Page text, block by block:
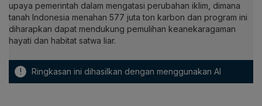
upaya pemerintah dalam mengatasi perubahan iklim, dimana
tanah Indonesia menahan 577 juta ton karbon dan program ini
diharapkan dapat mendukung pemulihan keanekaragaman
hayati dan habitat satwa liar.
! Ringkasan ini dihasilkan dengan menggunakan AI